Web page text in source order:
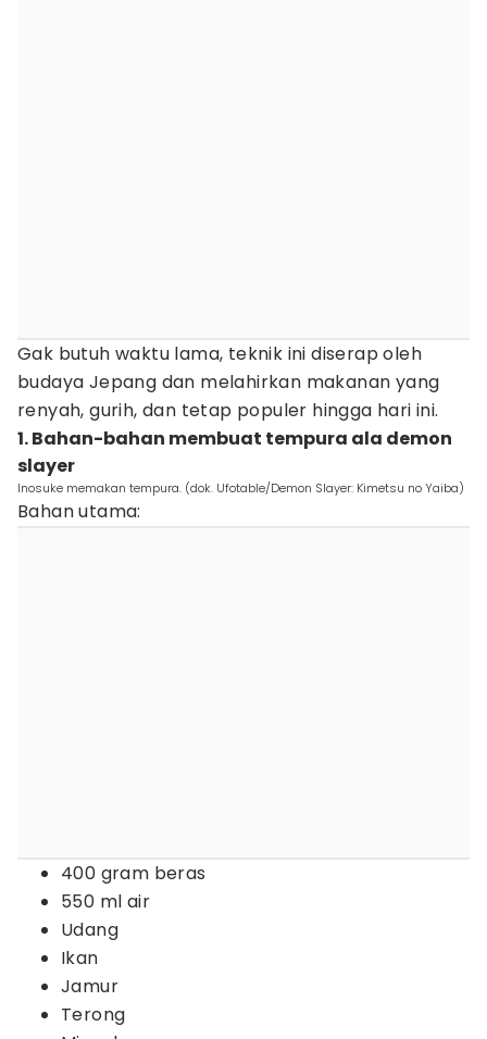
Gak butuh waktu lama, teknik ini diserap oleh
budaya Jepang dan melahirkan makanan yang
renyah, gurih, dan tetap populer hingga hari ini.
1. Bahan-bahan membuat tempura ala demon
slayer
Inosuke memakan tempura. (dok. Ufotable/Demon Slayer: Kimetsu no Yaiba)
Bahan utama:
400 gram beras
550 ml air
Udang
Ikan
Jamur
Terong